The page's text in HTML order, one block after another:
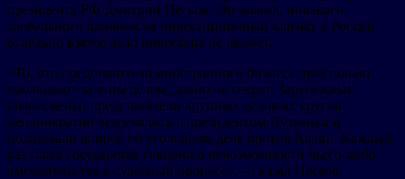
президента РФ Дмитрий Песков. Он заявил, никакого
глобального влияния на инвестиционный климат в России
отдельно взятое дело инвестора не окажет.
«То, что представители иностранного бизнеса пристально
наблюдают за этим делом, давно не секрет. Зарубежные
бизнесмены, представители крупных деловых кругов
неоднократно встречались с президентом Путиным и
поднимали вопрос об уголовном деле против Калви. Каждый
раз глава государства говорил о невозможности чьего-либо
вмешательства в судебный процесс», – сказал Песков.